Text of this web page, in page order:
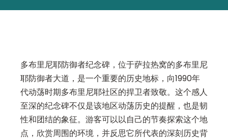
多布里尼耶防御者纪念碑，位于萨拉热窝的多布里尼
耶防御者大道，是一个重要的历史地标，向1990年
代动荡时期多布里尼耶社区的捍卫者致敬。这个感人
至深的纪念碑不仅是该地区动荡历史的提醒，也是韧
性和团结的象征。游客可以以自己的节奏探索这个地
点，欣赏周围的环境，并反思它所代表的深刻历史背